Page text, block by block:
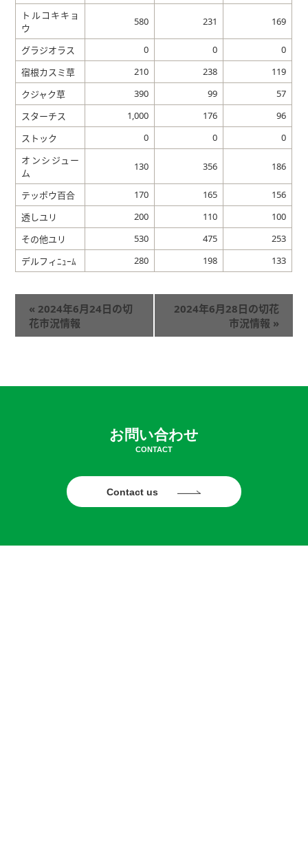
トルコキキョ
ウ
580 231 169
グラジオラス 0 0
0
宿根カスミ草
210 238
119
クジャク草
390 99
57
スターチス
1,000 176
96
ストック
0 0
0
オンシジュー
ム
130 356 186
テッポウ百合 170 165
156
透しユリ
200 110
100
その他ユリ
530 475
253
デルフィﾆｭｰﾑ
280 198 133
« 2024年6月24日の切
花市況情報
2024年6月28日の切花
市況情報 »
お問い合わせ
CONTACT
Contact us